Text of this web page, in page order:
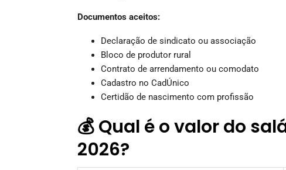
Documentos aceitos:
Declaração de sindicato ou associação
Bloco de produtor rural
Contrato de arrendamento ou comodato
Cadastro no CadÚnico
Certidão de nascimento com profissão
💰 Qual é o valor do
2026?